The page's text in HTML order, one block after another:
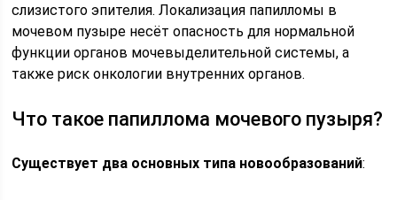
слизистого эпителия. Локализация папилломы в
мочевом пузыре несёт опасность для нормальной
функции органов мочевыделительной системы, а
также риск онкологии внутренних органов.
Что такое папиллома мочевого пузыря?
Существует два основных типа новообразований: